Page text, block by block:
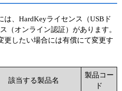
は、HardKeyライセンス（USBド
（オンライン認証）があります。
更したい場合には有償にて変更す
該当する製品名
製品コー
ド